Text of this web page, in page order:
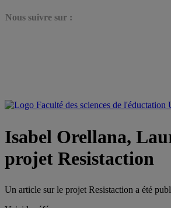
Nous suivre sur :
Isabel Orellana,
projet Resistaction
Un article sur le projet Resistaction a été